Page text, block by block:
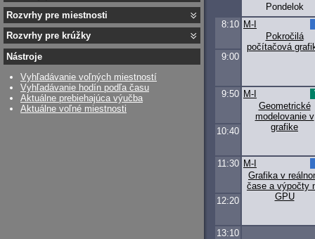
Pondelok
8:10
Pokročilá
počítačová
M-I
9:00
9:50
Geometrické
modelovanie v
grafike
M-I
10:40
11:30
Grafika v
čase a výpočty
GPU
M-I
12:20
13:10
Rozvrhy pre miestnosti
Rozvrhy pre krúžky
Nástroje
Vyhľadávanie voľných miestností
Vyhľadávanie hodín podľa času
Aktuálne prebiehajúca výučba
Aktuálne voľné miestnosti